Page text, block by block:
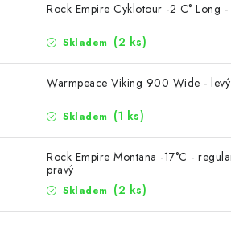
PODLE AKTIVITY
ZNAČKY
Vše o nákupu
Blog
Rock Empire Cyklotour -2 C° Long -
Skladem (2 ks)
Warmpeace Viking 900 Wide - levý
Skladem (1 ks)
Rock Empire Montana -17°C -
pravý
Skladem (2 ks)